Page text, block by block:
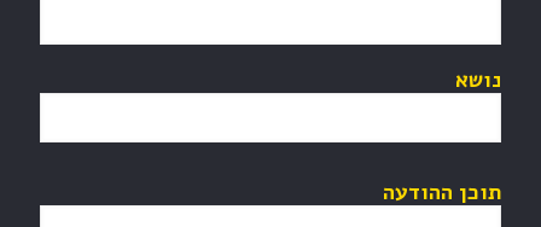
נושא
תוכן ההודעה